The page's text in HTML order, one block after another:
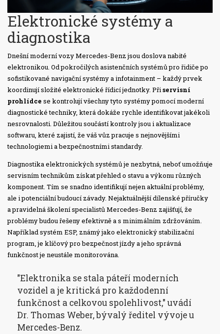
Elektronické systémy a
diagnostika
Dnešní moderní vozy Mercedes-Benz jsou doslova nabité
elektronikou. Od pokročilých asistenčních systémů pro řidiče po
sofistikované navigační systémy a infotainment – každý prvek
koordinují složité elektronické řídicí jednotky. Přiservisní
prohlídce se kontrolují všechny tyto systémy pomocí moderní
diagnostické techniky, která dokáže rychle identifikovat jakékoli
nesrovnalosti. Důležitou součástí kontroly jsou i aktualizace
softwaru, které zajistí, že váš vůz pracuje s nejnovějšími
technologiemi a bezpečnostními standardy.
Diagnostika elektronických systémů je nezbytná, neboť umožňuje
servisním technikům získat přehled o stavu a výkonu různých
komponent. Tím se snadno identifikují nejen aktuální problémy,
ale i potenciální budoucí závady. Nejaktuálnější dílenské příručky
a pravidelná školení specialistů Mercedes-Benz zajišťují, že
problémy budou řešeny efektivně a s minimálním zdržováním.
Například systém ESP, známý jako elektronický stabilizační
program, je klíčový pro bezpečnost jízdy a jeho správná
funkčnost je neustále monitorována.
"Elektronika se stala páteří moderních
vozidel a je kritická pro každodenní
funkčnost a celkovou spolehlivost," uvádí
Dr. Thomas Weber, bývalý ředitel vývoje u
Mercedes-Benz.